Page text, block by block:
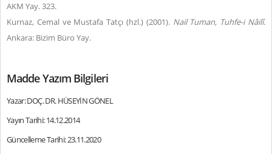
AKM Yay. 323.
Kurnaz, Cemal ve Mustafa Tatçı (hzl.) (2001). Nail Tuman, Tuhfe-i Nâilî.
Ankara: Bizim Büro Yay.
Madde Yazım Bilgileri
Yazar: DOÇ. DR. HÜSEYİN GÖNEL
Yayın Tarihi: 14.12.2014
Güncelleme Tarihi: 23.11.2020